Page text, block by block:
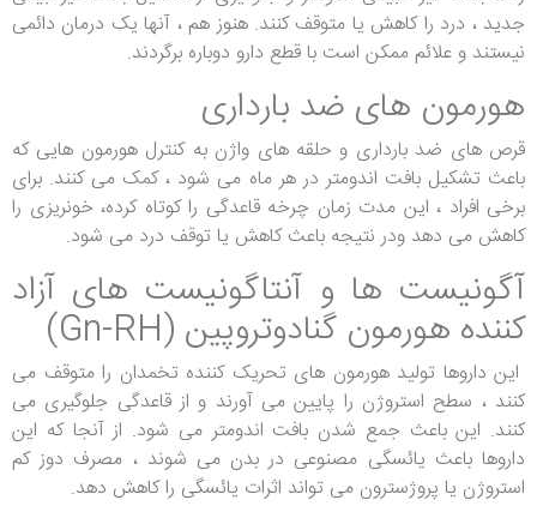
جدید ، درد را کاهش یا متوقف کنند. هنوز هم ، آنها یک درمان دائمی
نیستند و علائم ممکن است با قطع دارو دوباره برگردند.
هورمون های ضد بارداری
قرص های ضد بارداری و حلقه های واژن به کنترل هورمون هایی که
باعث تشکیل بافت اندومتر در هر ماه می شود ، کمک می کنند. برای
برخی افراد ، این مدت زمان چرخه قاعدگی را کوتاه کرده، خونریزی را
کاهش می دهد ودر نتیجه باعث کاهش یا توقف درد می شود.
آگونیست ها و آنتاگونیست های آزاد
کننده هورمون گنادوتروپین (Gn-RH)
این داروها تولید هورمون های تحریک کننده تخمدان را متوقف می
کنند ، سطح استروژن را پایین می آورند و از قاعدگی جلوگیری می
کنند. این باعث جمع شدن بافت اندومتر می شود. از آنجا که این
داروها باعث یائسگی مصنوعی در بدن می شوند ، مصرف دوز کم
استروژن یا پروژسترون می تواند اثرات یائسگی را کاهش دهد.